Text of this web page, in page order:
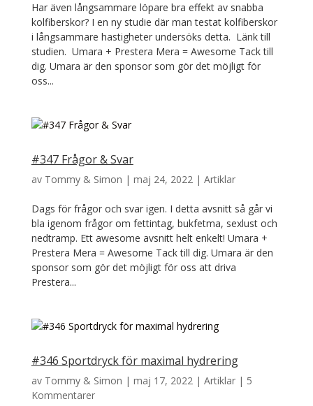
Har även långsammare löpare bra effekt av snabba
kolfiberskor? I en ny studie där man testat kolfiberskor
i långsammare hastigheter undersöks detta. Länk till
studien. Umara + Prestera Mera = Awesome Tack till
dig. Umara är den sponsor som gör det möjligt för
oss...
#347 Frågor & Svar
av Tommy & Simon | maj 24, 2022| Artiklar
Dags för frågor och svar igen. I detta avsnitt så går vi
bla igenom frågor om fettintag, bukfetma, sexlust och
nedtramp. Ett awesome avsnitt helt enkelt! Umara +
Prestera Mera = Awesome Tack till dig. Umara är den
sponsor som gör det möjligt för oss att driva
Prestera...
#346 Sportdryck för maximal hydrering
av Tommy & Simon | maj 17, 2022| Artiklar| 5
Kommentarer